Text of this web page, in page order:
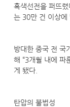
흑색선전을 퍼뜨
는 30만 건 이상에
방대한 중국 전 국
해 “3개월 내에 파
게 됐다.
탄압의 불법성